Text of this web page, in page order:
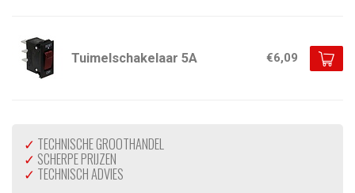
Tuimelschakelaar 5A €6,09
✓ TECHNISCHE GROOTHANDEL
✓ SCHERPE PRIJZEN
✓ TECHNISCH ADVIES